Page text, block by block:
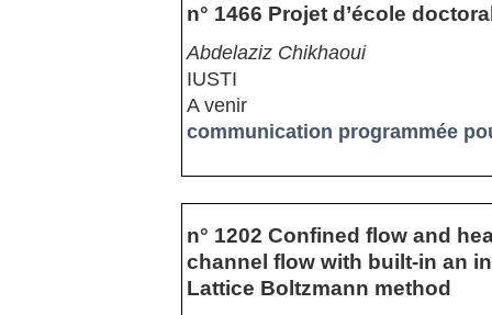
n° 1466 Projet d’école
Abdelaziz Chikhaoui
IUSTI
A venir
communication programmée
n° 1202 Confined flow and
channel flow with built-in an
Lattice Boltzmann method